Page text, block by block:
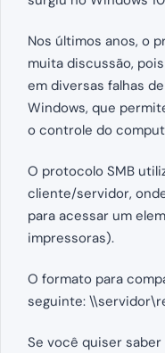
Nos últimos anos, o
muita discussão,
em diversas falhas
Windows, que
o controle do
O protocolo SMB
cliente/servidor,
para acessar um
impressoras).
O formato para
seguinte:
Se você quiser